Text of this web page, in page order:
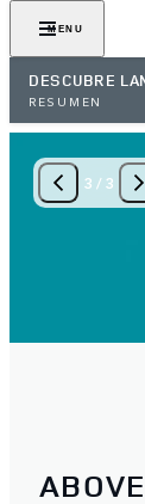
MENU
DESCUBRE
RESUMEN
3 / 3